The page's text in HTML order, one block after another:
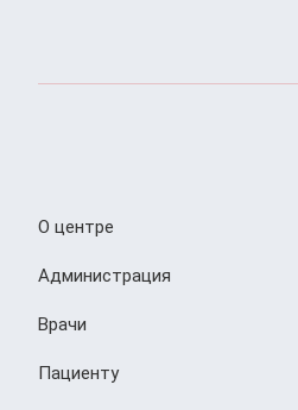
О центре
Администрация
Врачи
Пациенту